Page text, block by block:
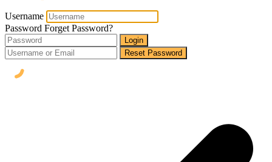
Username
Password Forget Password?
Login
Reset Password